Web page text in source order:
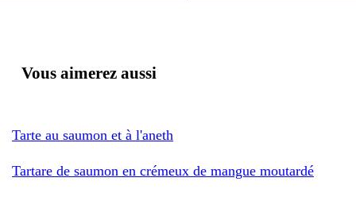
Vous aimerez aussi
Tarte au saumon et à l'aneth
Tartare de saumon en crémeux de mangue moutardé